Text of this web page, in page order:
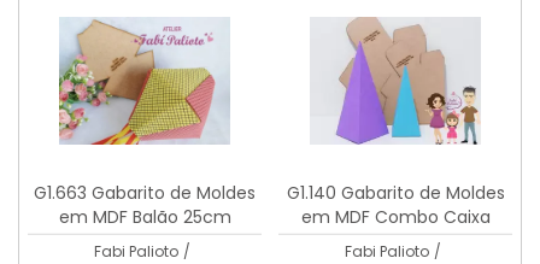
G1.663 Gabarito de Moldes
em MDF Balão 25cm
Fabi Palioto /
G1.140 Gabarito de Moldes
em MDF Combo Caixa
Pirâmide P e G
Fabi Palioto /